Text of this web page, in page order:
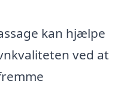
kan hjælpe
ved at